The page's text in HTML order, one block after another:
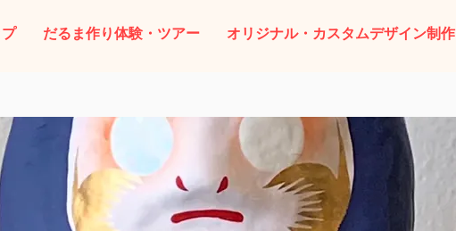
だるま作り体験・ツアー オリジナル・カスタムデザイン制作